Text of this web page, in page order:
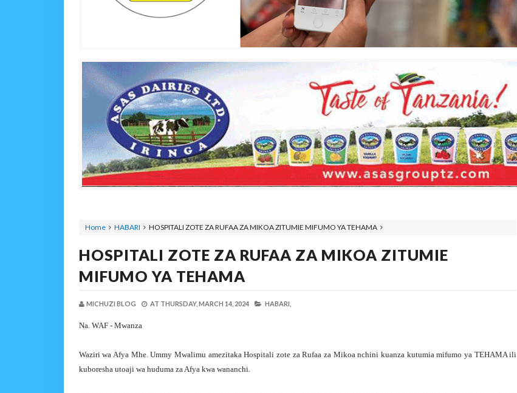
Home HABARI HOSPITALI ZOTE ZA RUFAA ZA MIKOA ZITUMIE MIFUMO YA TEHAMA
HOSPITALI ZOTE ZA RUFAA ZA MIKOA ZITUMIE
MIFUMO YA TEHAMA
MICHUZI BLOG AT THURSDAY, MARCH 14, 2024 HABARI,
Na. WAF - Mwanza
Waziri wa Afya Mhe. Ummy Mwalimu amezitaka Hospitali zote za Rufaa za Mikoa nchini kuanza kutumia mifumo ya TEHAMA ili
kuboresha utoaji wa huduma za Afya kwa wananchi.